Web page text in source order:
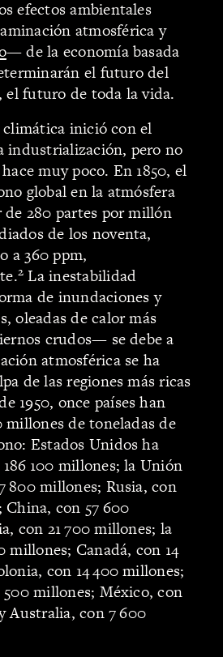
efectos ambientales
atmosférica y
— de la economía basada
el futuro del
el futuro de toda la vida.
inició con el
industrialización, pero no
muy poco. En 1850, el
global en la atmósfera
de 280 partes por millón
de los noventa,
a 360 ppm,
2 La inestabilidad
de inundaciones y
oleadas de calor más
crudos— se debe a
atmosférica se ha
de las regiones más ricas
1950, once países han
millones de toneladas de
Estados Unidos ha
100 millones; la Unión
800 millones; Rusia, con
con 57 600
con 21 700 millones; la
millones; Canadá, con 14
con 14 400 millones;
millones; México, con
Australia, con 7 600